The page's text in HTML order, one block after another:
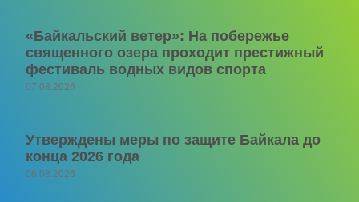
«Байкальский ветер»: На побережье
священного озера проходит престижный
фестиваль водных видов спорта
07.08.2026
Утверждены меры по защите Байкала до
конца 2026 года
06.08.2026